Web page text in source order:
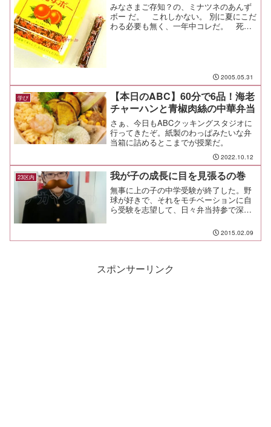
みなさまご存知？の、ミナツネのあんず
ボー だ。 これしかない。 別に夏にこだ
わる必要も無く、一年中コレだ。 死刑
2005.05.31
学び
【本日のABC】60分で6品！海老
チャーハンと青椒肉絲の中華弁当
さぁ、今日もABCクッキングスタジオに
行ってきたぞ。紙製のわっぱみたいな弁
当箱に詰めるとこまでが授業だ。
2022.10.12
23区内 我が子の成長に目を見張るの巻
無事に上の子の中学受験が終了した。野
球が好きで、それをモチベーションに自
ら受験を志望して、日々弁当持参で深夜
したことは賞賛に値する。でも、やっと
入り口を通過する段階。全ては今から始
2015.02.09
スポンサーリンク